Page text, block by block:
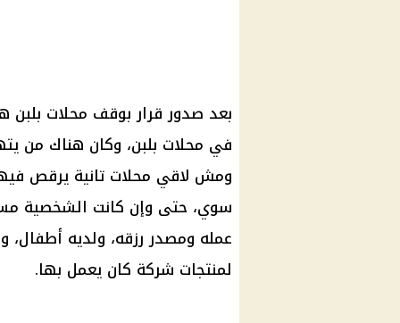
بعد صدورقراربوقف محلات بلبن
في محلات بلبن، وكان هناك من
ومش لاقي محلات تانية يرقص
سوي، حتى وإن كانت الشخصية
عمله ومصدر رزقه، ولديه
لمنتجات شركة كان يعمل بها.